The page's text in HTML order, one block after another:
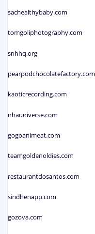
sachealthybaby.com
tomgoliphotography.com
snhhq.org
pearpodchocolatefactory.com
kaoticrecording.com
nhauniverse.com
gogoanimeat.com
teamgoldenoldies.com
restaurantdosantos.com
sindhenapp.com
gozova.com